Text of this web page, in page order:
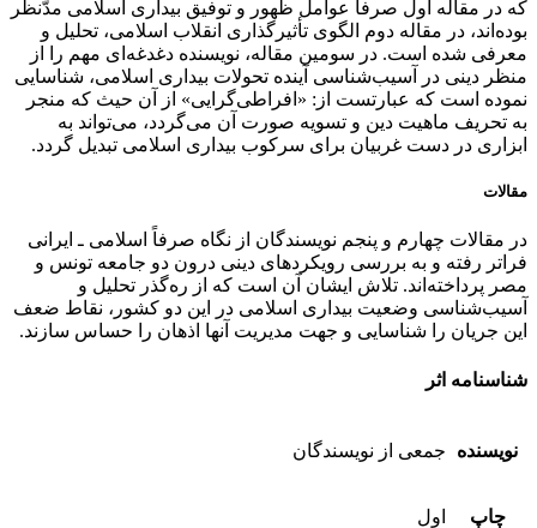
که در مقاله اول صرفاً عوامل ظهور و توفیق بیداری اسلامی مدّنظر
بوده‌اند، در مقاله دوم الگوی تأثیرگذاری انقلاب اسلامی، تحلیل و
معرفی شده است. در سومین مقاله، نویسنده دغدغه‌ای مهم را از
منظر دینی در آسیب‌شناسی آینده تحولات بیداری اسلامی، شناسایی
نموده است که عبارتست از: «افراطی‌گرایی» از آن حیث که منجر
به تحریف ماهیت دین و تسویه صورت آن می‌گردد، می‌تواند به
ابزاری در دست غربیان برای سرکوب بیداری اسلامی تبدیل گردد.
مقالات
در مقالات چهارم و پنجم نویسندگان از نگاه صرفاً اسلامی ـ ایرانی
فراتر رفته و به بررسی رویکردهای دینی درون دو جامعه تونس و
مصر پرداخته‌اند. تلاش ایشان آن است که از ره‌گذر تحلیل و
آسیب‌شناسی وضعیت بیداری اسلامی در این دو کشور، نقاط ضعف
این جریان را شناسایی و جهت مدیریت آنها اذهان را حساس سازند.
شناسنامه اثر
نویسنده جمعی از نويسندگان
چاپ اول